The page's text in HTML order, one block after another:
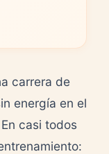
carrera de
energía en el
casi todos